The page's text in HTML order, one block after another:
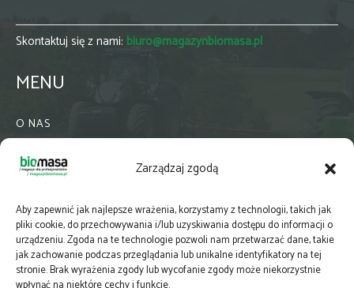
Zarządzaj zgodą
Aby zapewnić jak najlepsze wrażenia, korzystamy z technologii, takich jak
pliki cookie, do przechowywania i/lub uzyskiwania dostępu do informacji o
urządzeniu. Zgoda na te technologie pozwoli nam przetwarzać dane, takie
jak zachowanie podczas przeglądania lub unikalne identyfikatory na tej
stronie. Brak wyrażenia zgody lub wycofanie zgody może niekorzystnie
Skontaktuj się z nami: biuro@magazynbiomasa.pl
MENU
O NAS
WSPÓŁPRACA
PRENUMERATA
NEWSLETTER
MAPY